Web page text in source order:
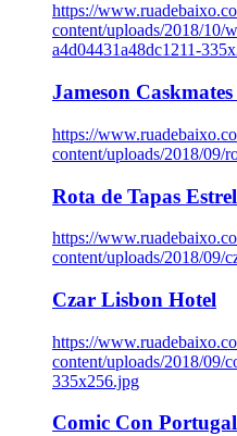
https://
content/uploads/2018/10/
a4d04431a48dc1211-
Jameson
https://
content/uploads/2018/09/
Rota de Tapas
https://
content/uploads/2018/09/
Czar Lisbon Hotel
https://
content/uploads/2018/09/
335x256.jpg
Comic Con